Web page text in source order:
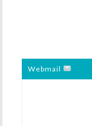
Webmail